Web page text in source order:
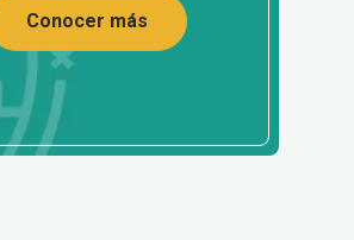
Conocer más